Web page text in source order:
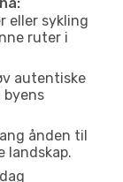
eller sykling
ruter i
autentiske
byens
ånden til
landskap.